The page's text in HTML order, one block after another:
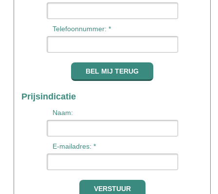
Telefoonnummer: *
Prijsindicatie
Naam:
E-mailadres: *